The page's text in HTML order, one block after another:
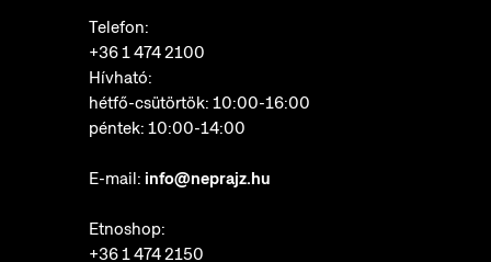
Telefon:
+36 1 474 2100
Hívható:
hétfő-csütörtök: 10:00-16:00
péntek: 10:00-14:00
E-mail: info@neprajz.hu
Etnoshop:
+36 1 474 2150